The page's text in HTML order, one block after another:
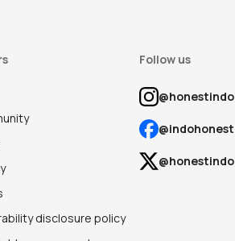
disclosure policy
Follow us
@honestindo
@indohonest
@honestindo